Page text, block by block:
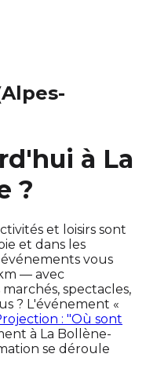
à La
?
et loisirs sont
et dans les
vous
— avec
spectacles,
? L'événement «
: "Où sont
à La Bollène-
se déroule